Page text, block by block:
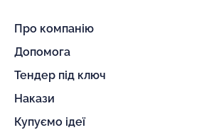
Про компанію
Допомога
Тендер під ключ
Накази
Купуємо ідеї